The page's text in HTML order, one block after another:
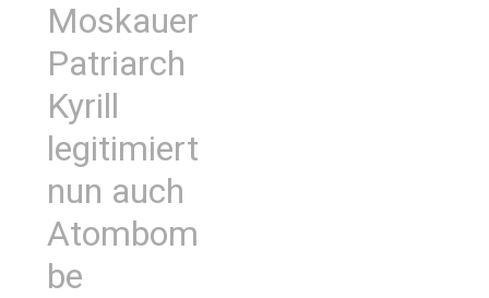
Moskauer
Patriarch
Kyrill
legitimiert
nun auch
Atombom
be